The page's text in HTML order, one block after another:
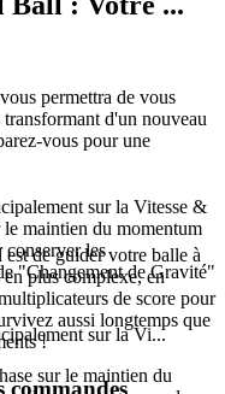
permettra de vous
transformant d'un nouveau
vous pour une
de guider votre balle à
plus complexe, en
de score pour
aussi longtemps que
!
commandes
sur la Vitesse &
le maintien du momentum
conserver les
"Changement de Gravité"
sur la Vi...
sur le maintien du